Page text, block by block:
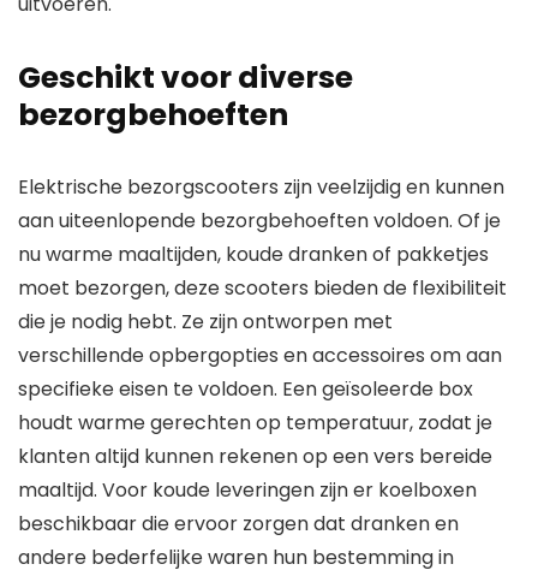
Geschikt voor diverse
bezorgbehoeften
Elektrische bezorgscooters zijn veelzijdig en kunnen
aan uiteenlopende bezorgbehoeften voldoen. Of je
nu warme maaltijden, koude dranken of pakketjes
moet bezorgen, deze scooters bieden de flexibiliteit
die je nodig hebt. Ze zijn ontworpen met
verschillende opbergopties en accessoires om aan
specifieke eisen te voldoen. Een geïsoleerde box
houdt warme gerechten op temperatuur, zodat je
klanten altijd kunnen rekenen op een vers bereide
maaltijd. Voor koude leveringen zijn er koelboxen
beschikbaar die ervoor zorgen dat dranken en
andere bederfelijke waren hun bestemming in